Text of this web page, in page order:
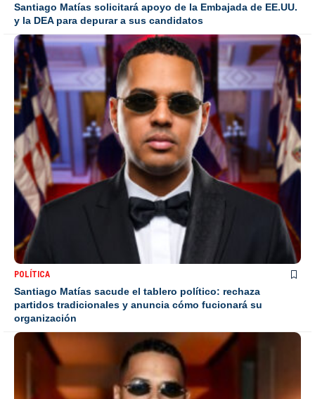
Santiago Matías solicitará apoyo de la Embajada de EE.UU.
y la DEA para depurar a sus candidatos
POLÍTICA
Santiago Matías sacude el tablero político: rechaza
partidos tradicionales y anuncia cómo fucionará su
organización